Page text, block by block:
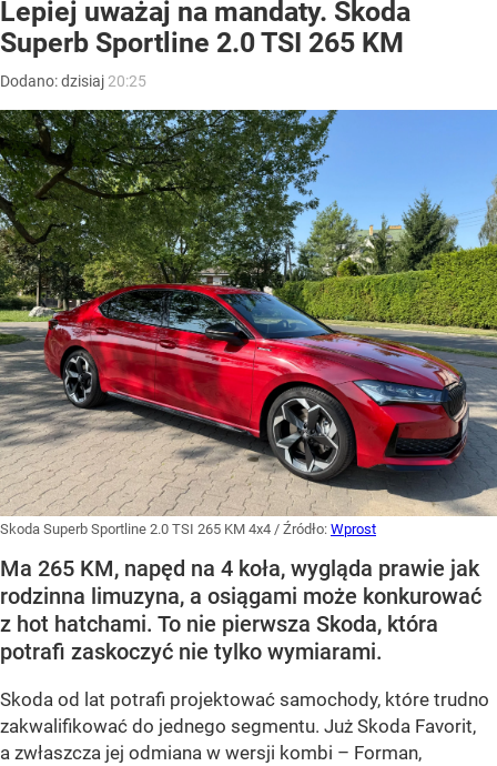
Lepiej uważaj na mandaty. Skoda
Superb Sportline 2.0 TSI 265 KM
Dodano:dzisiaj 20:25
Skoda Superb Sportline 2.0 TSI 265 KM 4x4 / Źródło: Wprost
Ma 265 KM, napęd na 4 koła, wygląda prawie jak
rodzinna limuzyna, a osiągami może konkurować
z hot hatchami. To nie pierwsza Skoda, która
potrafi zaskoczyć nie tylko wymiarami.
Skoda od lat potrafi projektować samochody, które trudno
zakwalifikować do jednego segmentu. Już Skoda Favorit,
a zwłaszcza jej odmiana w wersji kombi – Forman,